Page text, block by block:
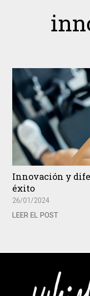
Innovación y
éxito
26/01/2024
LEER EL POST